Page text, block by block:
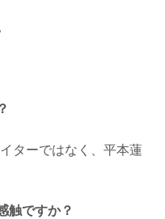
ターではなく、平本蓮
触ですか？